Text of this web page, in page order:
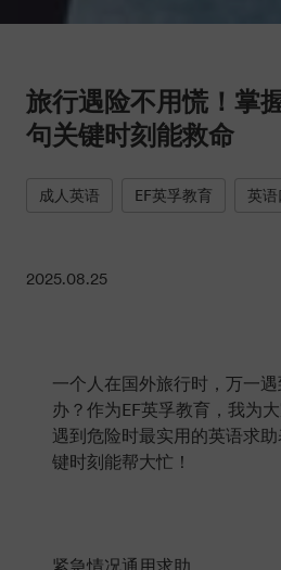
旅行遇险不用慌！掌
句关键时刻能救命
成人英语 EF英孚教育 英
2025.08.25
一个人在国外旅行时，万一
办？作为EF英孚教育，我为
遇到危险时最实用的英语求
键时刻能帮大忙！